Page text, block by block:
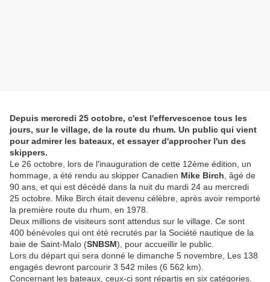
Depuis mercredi 25 octobre, c'est l'effervescence tous les
jours, sur le village, de la route du rhum. Un public qui vient
pour admirer les bateaux, et essayer d'approcher l'un des
skippers.
Le 26 octobre, lors de l'inauguration de cette 12ème édition, un
hommage, a été rendu au skipper Canadien Mike Birch , âgé de
90 ans, et qui est décédé dans la nuit du mardi 24 au mercredi
25 octobre. Mike Birch était devenu célèbre, après avoir remporté
la première route du rhum, en 1978.
Deux millions de visiteurs sont attendus sur le village. Ce sont
400 bénévoles qui ont été recrutés par la Société nautique de la
baie de Saint-Malo (SNBSM), pour accueillir le public.
Lors du départ qui sera donné le dimanche 5 novembre, Les 138
engagés devront parcourir 3 542 miles (6 562 km).
Concernant les bateaux, ceux-ci sont répartis en six catégories.